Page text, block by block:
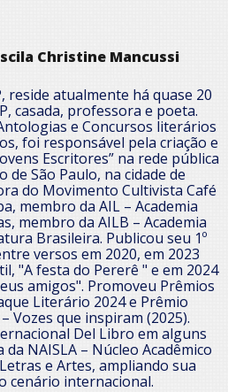
Christine Mancussi
reside atualmente há quase 20
casada, professora e poeta.
e Concursos literários
foi responsável pela criação e
Escritores” na rede pública
de São Paulo, na cidade de
do Movimento Cultivista Café
membro da AIL – Academia
membro da AILB – Academia
Brasileira. Publicou seu 1º
versos em 2020, em 2023
"A festa do Pererê " e em 2024
amigos". Promoveu Prêmios
Literário 2024 e Prêmio
Vozes que inspiram (2025).
Del Libro em alguns
da NAISLA – Núcleo Acadêmico
e Artes, ampliando sua
cenário internacional.